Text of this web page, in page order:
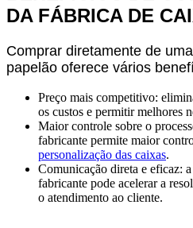
DA FÁBRICA DE
Comprar diretamente de
papelão oferece vários
Preço mais competitivo:
os custos e permitir melhores
Maior controle sobre o
fabricante permite maior
personalização das caixas.
Comunicação direta e eficaz:
fabricante pode acelerar a
o atendimento ao cliente.